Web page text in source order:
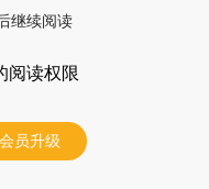
继续阅读
阅读权限
员升级